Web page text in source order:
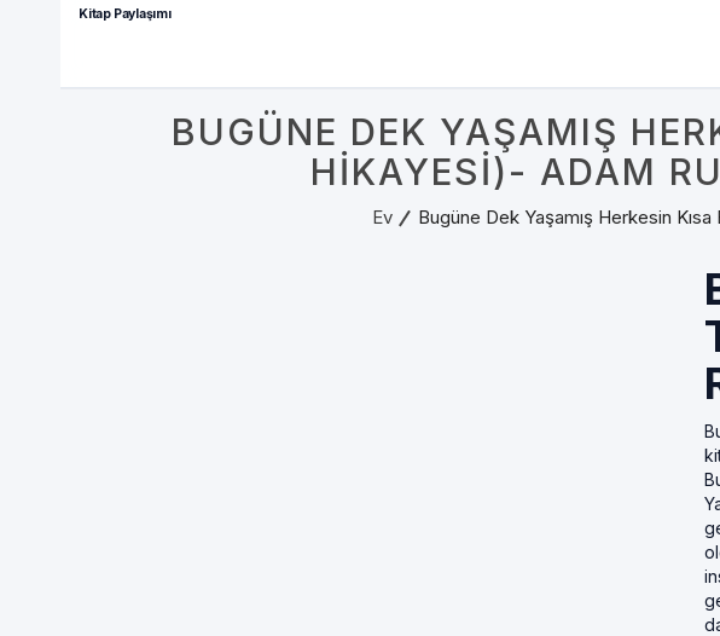
Kitap Paylaşımı
BUGÜNE DEK YAŞAMIŞ
HIKAYESI)- ADAM
Ev Bugüne Dek Yaşamış Herkesin